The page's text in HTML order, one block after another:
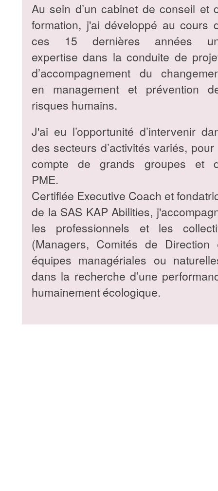
Au sein d’un cabinet de conseil et
formation, j'ai développé au cours
ces 15 dernières années
expertise dans la conduite de
d’accompagnement du
en management et prévention
risques humains.
J'ai eu l’opportunité d’intervenir
des secteurs d’activités variés, pour
compte de grands groupes et
PME.
Certifiée Executive Coach et
de la SAS KAP Abilities,
les professionnels et les
(Managers, Comités de Direction
équipes managériales ou
dans la recherche d’une
humainement écologique.